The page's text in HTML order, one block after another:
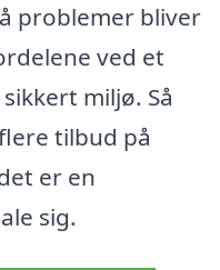
problemer bliver
ved et
miljø. Så
tilbud på
er en
sig.